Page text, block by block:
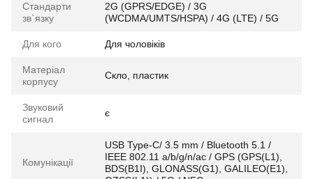
Стандарти
зв`язку
2G (GPRS/EDGE) / 3G
(WCDMA/UMTS/HSPA) / 4G (LTE) / 5G
Для кого Для чоловіків
Матеріал
корпусу
Скло, пластик
Звуковий
сигнал
є
Комунікації
USB Type-C/ 3.5 mm / Bluetooth 5.1 /
IEEE 802.11 a/b/g/n/ac / GPS (GPS(L1),
BDS(B1I), GLONASS(G1), GALILEO(E1),